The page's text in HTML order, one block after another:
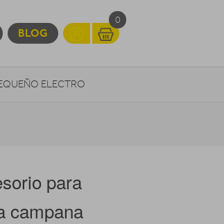
BLOG
0
ELECTRO
para
campana